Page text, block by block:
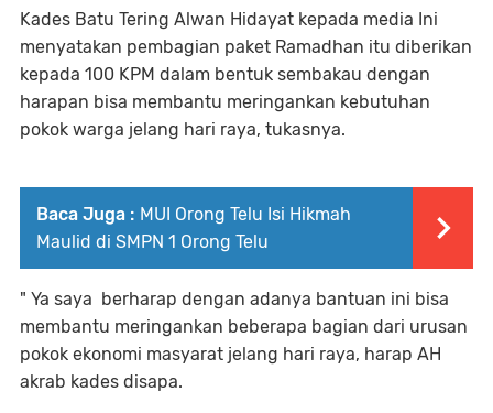
Kades Batu Tering Alwan Hidayat kepada media Ini
menyatakan pembagian paket Ramadhan itu diberikan
kepada 100 KPM dalam bentuk sembakau dengan
harapan bisa membantu meringankan kebutuhan
pokok warga jelang hari raya, tukasnya.
Baca Juga : MUI Orong Telu Isi Hikmah
Maulid di SMPN 1 Orong Telu
" Ya saya berharap dengan adanya bantuan ini bisa
membantu meringankan beberapa bagian dari urusan
pokok ekonomi masyarat jelang hari raya, harap AH
akrab kades disapa.